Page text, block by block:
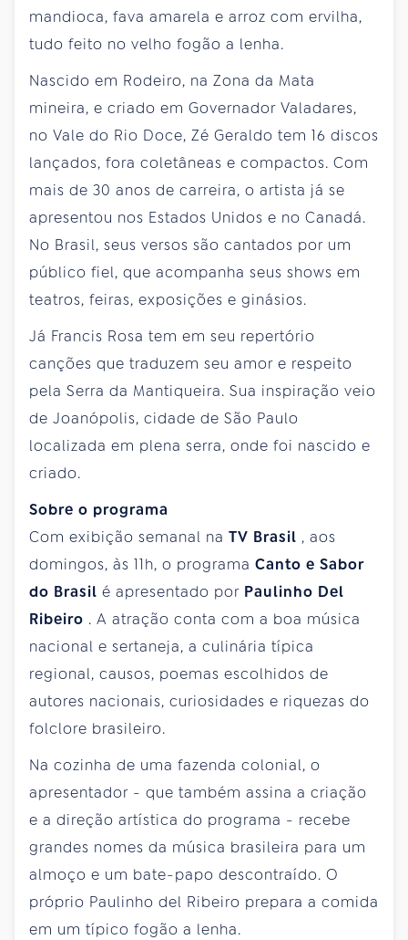
mandioca, fava amarela e arroz com ervilha,
tudo feito no velho fogão a lenha.
Nascido em Rodeiro, na Zona da Mata
mineira, e criado em Governador Valadares,
no Vale do Rio Doce, Zé Geraldo tem 16 discos
lançados, fora coletâneas e compactos. Com
mais de 30 anos de carreira, o artista já se
apresentou nos Estados Unidos e no Canadá.
No Brasil, seus versos são cantados por um
público fiel, que acompanha seus shows em
teatros, feiras, exposições e ginásios.
Já Francis Rosa tem em seu repertório
canções que traduzem seu amor e respeito
pela Serra da Mantiqueira. Sua inspiração veio
de Joanópolis, cidade de São Paulo
localizada em plena serra, onde foi nascido e
criado.
Sobre o programa
Com exibição semanal na TV Brasil , aos
domingos, às 11h, o programa Canto e Sabor
do Brasil é apresentado por Paulinho Del
Ribeiro . A atração conta com a boa música
nacional e sertaneja, a culinária típica
regional, causos, poemas escolhidos de
autores nacionais, curiosidades e riquezas do
folclore brasileiro.
Na cozinha de uma fazenda colonial, o
apresentador - que também assina a criação
e a direção artística do programa - recebe
grandes nomes da música brasileira para um
almoço e um bate-papo descontraído. O
próprio Paulinho del Ribeiro prepara a comida
em um típico fogão a lenha.